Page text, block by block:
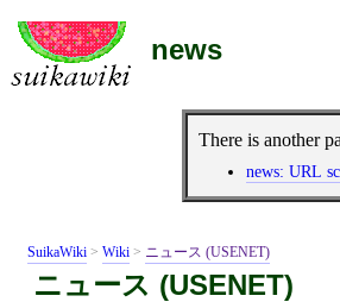
news
There is another
news: URL
SuikaWiki > Wiki > ニュース (USENET)
ニュース (USENET)